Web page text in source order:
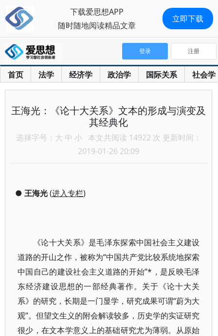
首页 法学 经济学 政治学 国际关系 社会学
登录 注册
王海光：《论十大关系》文本的形成与演变及
其经典化
选择字号： 大 中 小 本文共阅读 14922 次 更新时间：
2019-01-26 20:09
● 王海光(进入专栏)
《论十大关系》是毛泽东探索中国社会主义建设
道路的开山之作，被称为“中国共产党比较系统地探索
中国自己的建设社会主义道路的开始”*，是反映毛泽
东经济建设思想的一部经典著作。关于《论十大关
系》的研究，长期是一门显学，研究成果可谓“蔚为大
观”。但望文生义的附会解读较多，历史学的实证研究
很少，在文本学意义上的基础研究尤为薄弱。从原始
下载爱思想APP
随时随地阅读精品文章
立即下载